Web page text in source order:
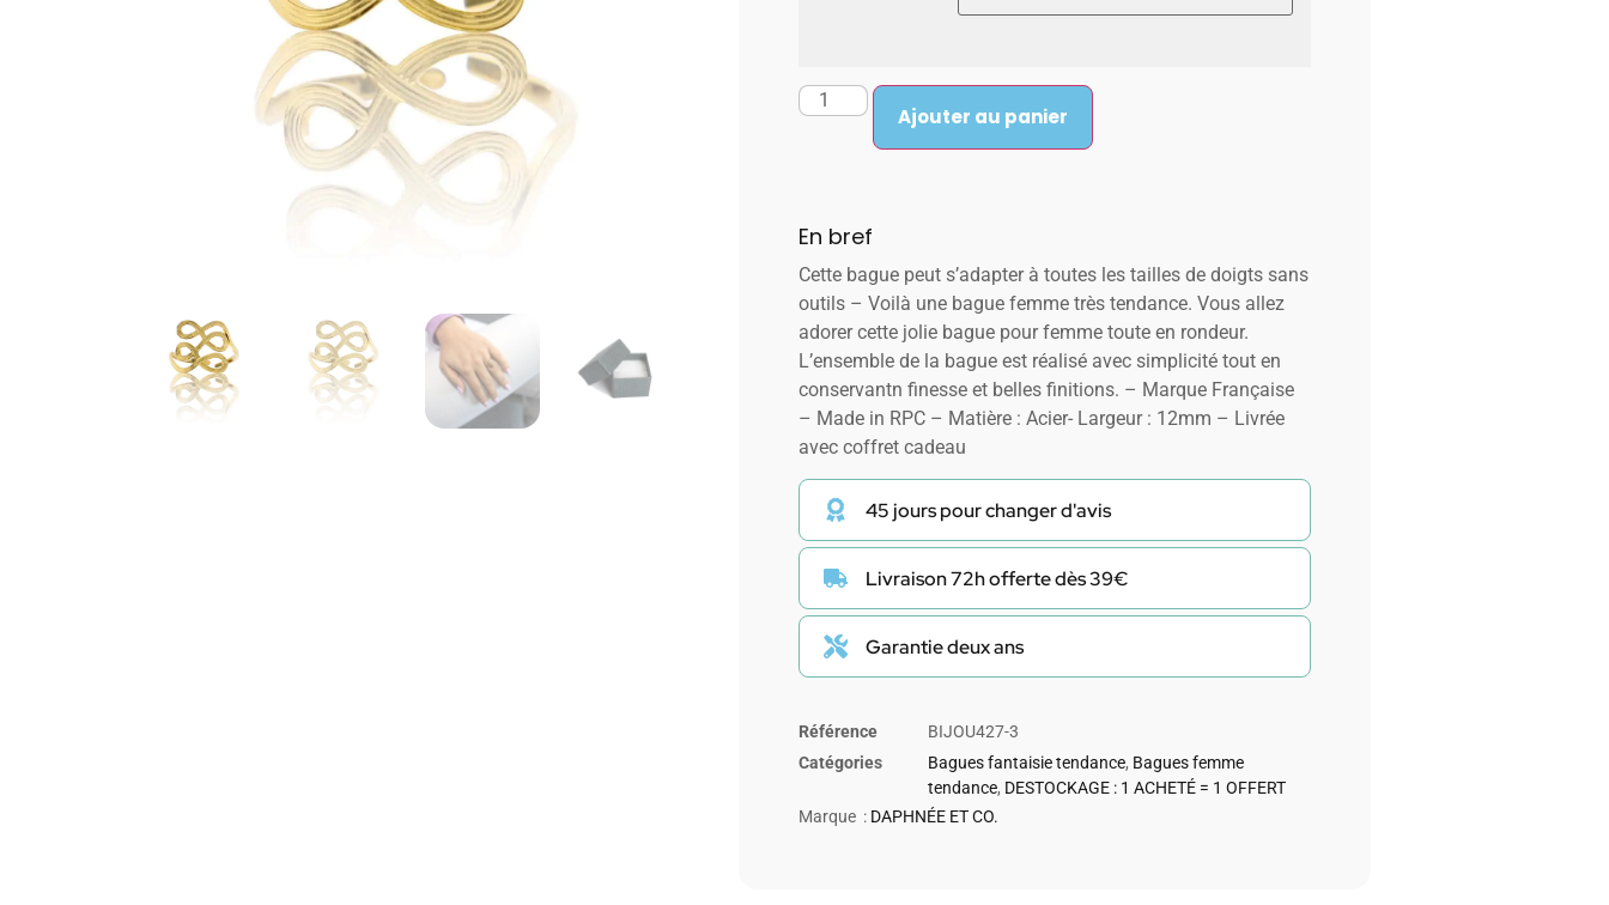
Ajouter au panier
En bref
Cette bague peut s’adapter à toutes les tailles de doigts sans
outils – Voilà une bague femme très tendance. Vous allez
adorer cette jolie bague pour femme toute en rondeur.
L’ensemble de la bague est réalisé avec simplicité tout en
conservantn finesse et belles finitions. – Marque Française
– Made in RPC – Matière : Acier- Largeur : 12mm – Livrée
avec coffret cadeau
45 jours pour changer d'avis
Livraison 72h offerte dès 39€
Garantie deux ans
Référence
BIJOU427-3
Catégories
Bagues fantaisie tendance, Bagues femme
tendance, DESTOCKAGE : 1 ACHETÉ = 1 OFFERT
Marque : DAPHNÉE ET CO.